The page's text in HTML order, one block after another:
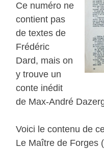
Ce numéro ne
contient pas
de textes de
Frédéric
Dard, mais on
y trouve un
conte inédit
de Max-André
Voici le contenu de
Le Maître de Forges